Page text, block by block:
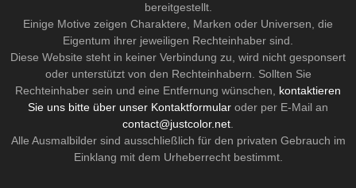
bereitgestellt.
Einige Motive zeigen Charaktere, Marken oder Universen, die
Eigentum ihrer jeweiligen Rechteinhaber sind.
Diese Website steht in keiner Verbindung zu, wird nicht gesponsert
oder unterstützt von den Rechteinhabern. Sollten Sie
Rechteinhaber sein und eine Entfernung wünschen, kontaktieren
Sie uns bitte über unser Kontaktformular oder per E-Mail an
contact@justcolor.net
Alle Ausmalbilder sind ausschließlich für den privaten Gebrauch im
Einklang mit dem Urheberrecht bestimmt.